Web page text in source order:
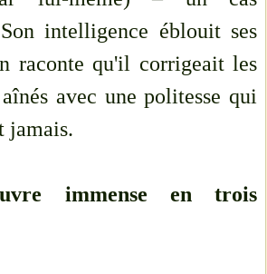
intelligence éblouit ses
raconte qu'il corrigeait les
avec une politesse qui
jamais.
immense en trois